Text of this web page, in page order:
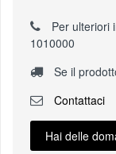
Per ulteriori
1010000
Se il
Contattaci
Hai delle